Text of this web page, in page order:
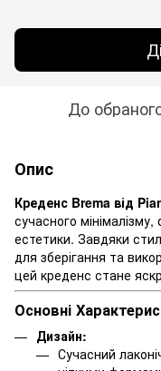
До
Опис
Креденс Brema від
сучасного
естетики. Завдяки
для зберігання та
цей креденс стане
Основні
Дизайн:
Сучасний